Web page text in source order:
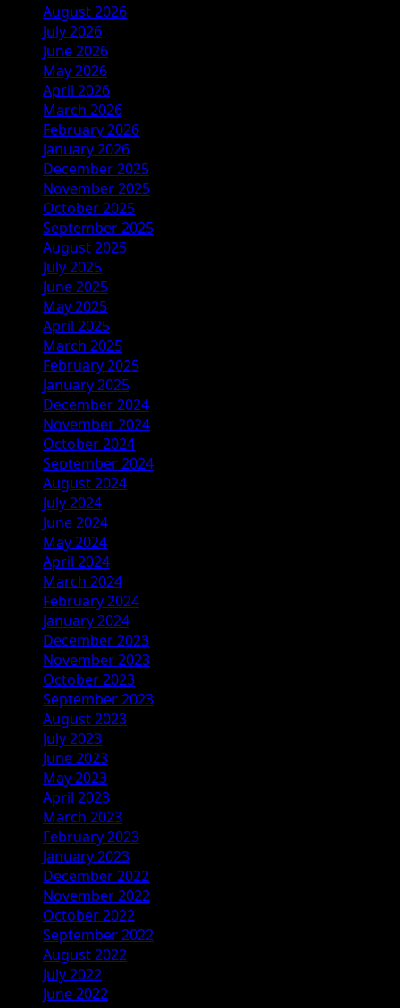
August 2026
July 2026
June 2026
May 2026
April 2026
March 2026
February 2026
January 2026
December 2025
November 2025
October 2025
September 2025
August 2025
July 2025
June 2025
May 2025
April 2025
March 2025
February 2025
January 2025
December 2024
November 2024
October 2024
September 2024
August 2024
July 2024
June 2024
May 2024
April 2024
March 2024
February 2024
January 2024
December 2023
November 2023
October 2023
September 2023
August 2023
July 2023
June 2023
May 2023
April 2023
March 2023
February 2023
January 2023
December 2022
November 2022
October 2022
September 2022
August 2022
July 2022
June 2022